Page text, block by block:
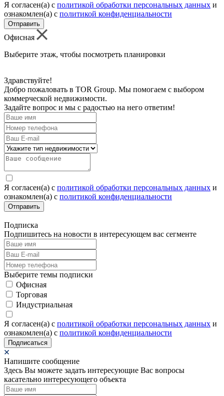
Я согласен(а) c политикой обработки персональных данных и
ознакомлен(а) с политикой конфиденциальности
Отправить
Офисная
Выберите этаж, чтобы посмотреть планировки
Здравствуйте!
Добро пожаловать в TOR Group. Мы помогаем с выбором
коммерческой недвижимости.
Задайте вопрос и мы с радостью на него ответим!
Я согласен(а) c политикой обработки персональных данных и
ознакомлен(а) с политикой конфиденциальности
Отправить
Подписка
Подпишитесь на новости в интересующем вас сегменте
Выберите темы подписки
Офисная
Торговая
Индустриальная
Я согласен(а) c политикой обработки персональных данных и
ознакомлен(а) с политикой конфиденциальности
Подписаться
Напишите сообщение
Здесь Вы можете задать интересующие Вас вопросы
касательно интересующего объекта